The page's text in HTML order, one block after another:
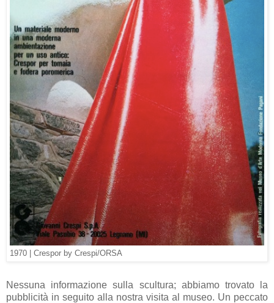
1970 | Crespor by Crespi/ORSA
Nessuna informazione sulla scultura; abbiamo trovato la
pubblicità in seguito alla nostra visita al museo. Un peccato